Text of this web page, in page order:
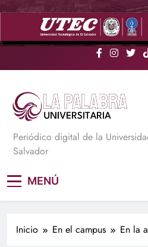
Saltar
La Palabra
Periódico digital de la
Salvador
MENÚ
Inicio En el campus En la